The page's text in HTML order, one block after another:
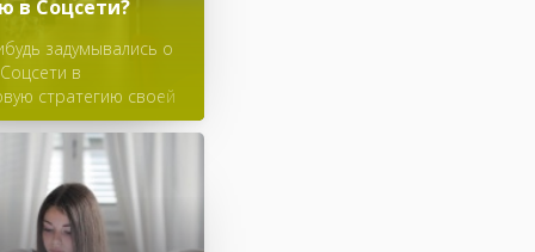
в Соцсети?
задумывались о
в
стратегию своей
Начните
в Соцсети, чтобы
как с
так и с
клиентами на